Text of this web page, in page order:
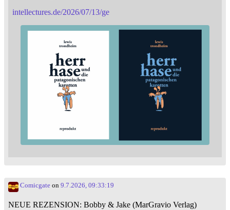
intellectures.de/2026/07/13/ge
Comicgate on 9.7.2026, 09:33:19
NEUE REZENSION: Bobby & Jake (MarGravio Verlag)